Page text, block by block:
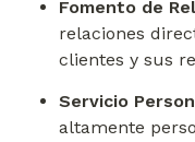
Fomento de
relaciones
clientes y sus
Servicio
altamente